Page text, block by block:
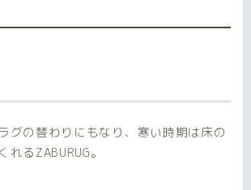
グの替わりにもなり、寒い時期は床の
るZABURUG。